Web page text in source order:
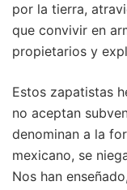
por la tierra,
que convivir en
propietarios y
Estos zapatistas
no aceptan
denominan a la
mexicano, se
Nos han